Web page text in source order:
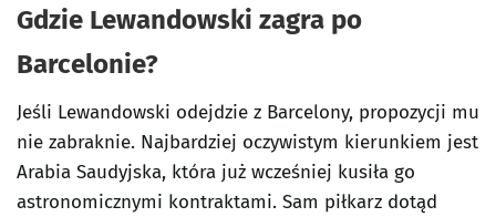
Gdzie Lewandowski zagra po
Barcelonie?
Jeśli Lewandowski odejdzie z Barcelony, propozycji mu
nie zabraknie. Najbardziej oczywistym kierunkiem jest
Arabia Saudyjska, która już wcześniej kusiła go
astronomicznymi kontraktami. Sam piłkarz dotąd